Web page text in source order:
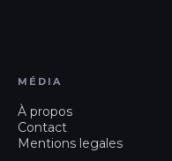
MÉDIA
À propos
Contact
Mentions legales